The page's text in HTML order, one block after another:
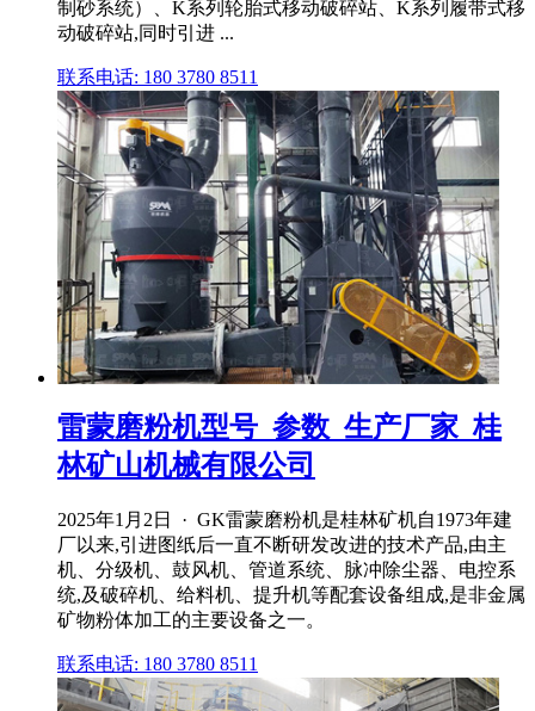
制砂系统）、K系列轮胎式移动破碎站、K系列履带式移
动破碎站,同时引进 ...
联系电话: 180 3780 8511
雷蒙磨粉机型号_参数_生产厂家_桂
林矿山机械有限公司
2025年1月2日 · GK雷蒙磨粉机是桂林矿机自1973年建
厂以来,引进图纸后一直不断研发改进的技术产品,由主
机、分级机、鼓风机、管道系统、脉冲除尘器、电控系
统,及破碎机、给料机、提升机等配套设备组成,是非金属
矿物粉体加工的主要设备之一。
联系电话: 180 3780 8511